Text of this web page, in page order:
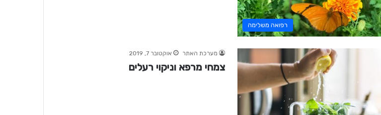
רפואה משלימה
מערכת האתר אוקטובר 7, 2019
צמחי מרפא וניקוי רעלים